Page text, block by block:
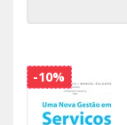
-10%